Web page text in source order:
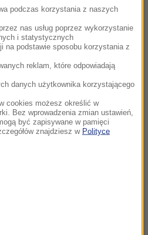
też w Kenii na
w Tangazie.
informujemy wszystkich o
Adama Bartkowicza ze
Ksiądz Adam
Salaam w Tanzanii" -
podczas korzystania z naszych
nas usług poprzez wykorzystanie
i statystycznych
na podstawie sposobu korzystania z
reklam, które odpowiadają
danych użytkownika korzystającego
cookies możesz określić w
Bez wprowadzenia zmian ustawień,
być zapisywane w pamięci
znajdziesz w Polityce